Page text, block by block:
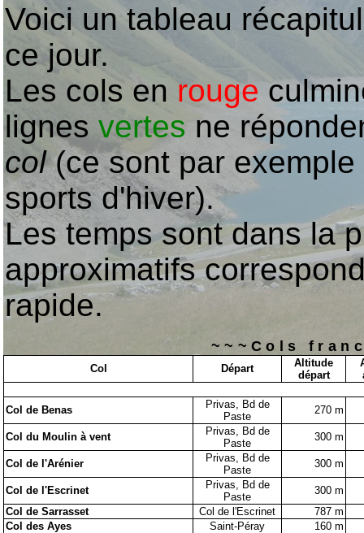
Voici un tableau
ce jour.
Les cols en rouge
lignes vertes ne
col(ce sont par
sports d'hiver).
Les temps sont dans la
approximatifs
rapide.
Cols
Col Départ
Altitude
départ
Col de Benas
Privas, Bd de
Paste
270 m
Col du Moulin à vent
Privas, Bd de
Paste
300 m
Col de l'Arénier
Privas, Bd de
Paste
300 m
Col de l'Escrinet
Privas, Bd de
Paste
300 m
Col de Sarrasset
Col de l'Escrinet
787 m
Col des Ayes
Saint-Péray
160 m